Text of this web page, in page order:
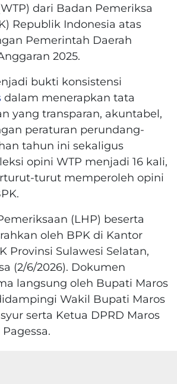
dari Badan Pemeriksa
Republik Indonesia atas
Pemerintah Daerah
2025.
bukti konsistensi
dalam menerapkan tata
yang transparan, akuntabel,
peraturan perundang-
tahun ini sekaligus
opini WTP menjadi 16 kali,
turut memperoleh opini
(LHP) beserta
oleh BPK di Kantor
Provinsi Sulawesi Selatan,
(2/6/2026). Dokumen
langsung oleh Bupati Maros
Wakil Bupati Maros
serta Ketua DPRD Maros